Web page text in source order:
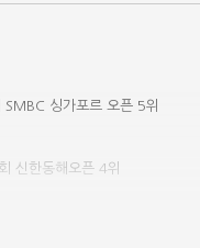
SMBC 싱가포르 오픈 5위
신한동해오픈 4위